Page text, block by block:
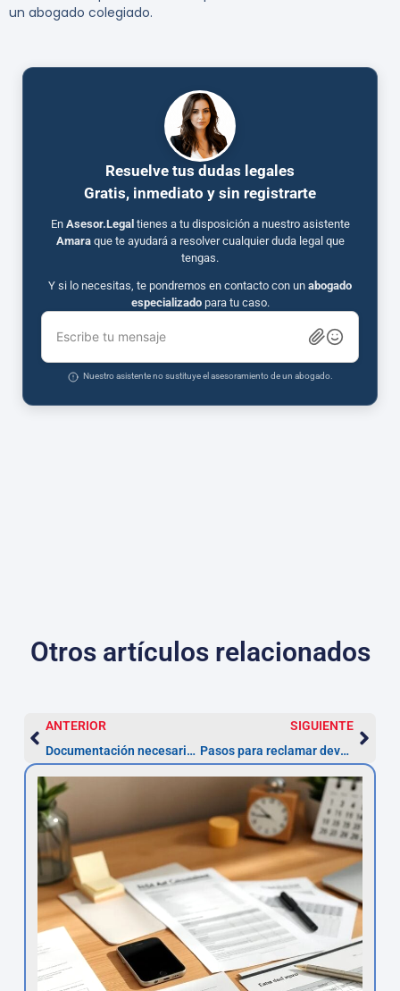
un abogado colegiado.
Resuelve tus dudas legales
Gratis, inmediato y sin registrarte
En Asesor.Legal tienes a tu disposición a nuestro asistente
Amaraque te ayudará a resolver cualquier duda legal que
tengas.
Y si lo necesitas, te pondremos en contacto con un abogado
especializadopara tu caso.
Escribe tu mensaje
Nuestro asistente no sustituye el asesoramiento de un abogado.
Otros artículos relacionados
ANTERIOR
Documentación necesaria para impugnar un préstamo con TAE abusiva
SIGUIENTE
Pasos para reclamar devolución de intereses en préstamos personales